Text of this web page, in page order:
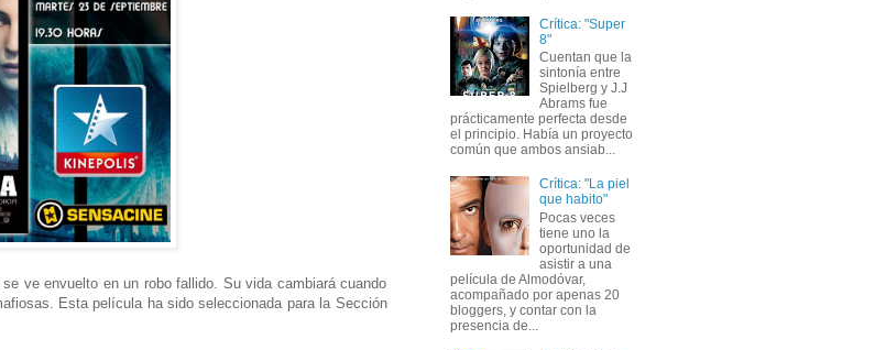
ve envuelto en un robo fallido. Su vida cambiará cuando
Esta película ha sido seleccionada para la Sección
Crítica: "Super
8"
Cuentan que la
sintonía entre
Spielberg y J.J
Abrams fue
prácticamente perfecta desde
el principio. Había un proyecto
común que ambos ansiab...
Crítica: "La piel
que habito"
Pocas veces
tiene uno la
oportunidad de
asistir a una
película de Almodóvar,
acompañado por apenas 20
bloggers, y contar con la
presencia de...